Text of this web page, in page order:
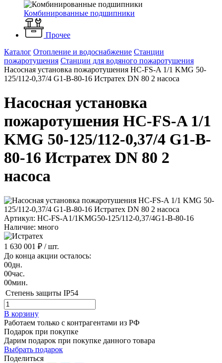
Комбинированные подшипники
Прочее
Каталог Отопление и водоснабжение Станции
пожаротушения Станции для водяного пожаротушения
Насосная установка пожаротушения HC-FS-A 1/1 KMG 50-
125/112-0,37/4 G1-B-80-16 Истратех DN 80 2 насоса
Насосная установка
пожаротушения HC-FS-A 1/1
KMG 50-125/112-0,37/4 G1-B-
80-16 Истратех DN 80 2
насоса
Артикул: HC-FS-A1/1KMG50-125/112-0,37/4G1-B-80-16
Наличие: много
1 630 001 ₽ / шт.
До конца акции осталось:
00дн.
00час.
00мин.
Степень защиты IP54
В корзину
Работаем только с контрагентами из РФ
Подарок при покупке
Дарим подарок при покупке данного товара
Выбрать подарок
Поделиться